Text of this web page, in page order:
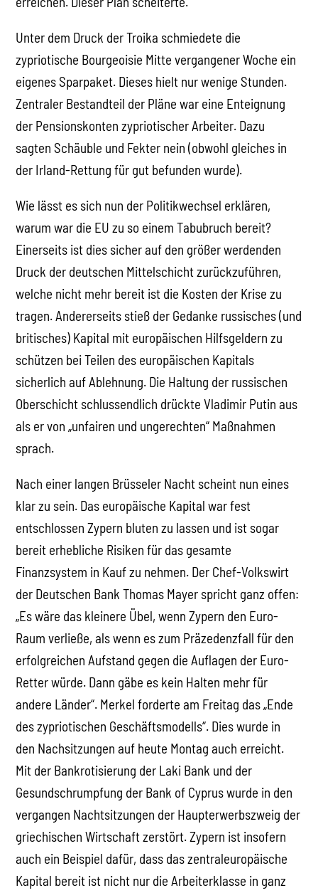
Unter dem Druck der Troika schmiedete die
zypriotische Bourgeoisie Mitte vergangener Woche ein
eigenes Sparpaket. Dieses hielt nur wenige Stunden.
Zentraler Bestandteil der Pläne war eine Enteignung
der Pensionskonten zypriotischer Arbeiter. Dazu
sagten Schäuble und Fekter nein (obwohl gleiches in
der Irland-Rettung für gut befunden wurde).
Wie lässt es sich nun der Politikwechsel erklären,
warum war die EU zu so einem Tabubruch bereit?
Einerseits ist dies sicher auf den größer werdenden
Druck der deutschen Mittelschicht zurückzuführen,
welche nicht mehr bereit ist die Kosten der Krise zu
tragen. Andererseits stieß der Gedanke russisches (und
britisches) Kapital mit europäischen Hilfsgeldern zu
schützen bei Teilen des europäischen Kapitals
sicherlich auf Ablehnung. Die Haltung der russischen
Oberschicht schlussendlich drückte Vladimir Putin aus
als er von „unfairen und ungerechten“ Maßnahmen
sprach.
Nach einer langen Brüsseler Nacht scheint nun eines
klar zu sein. Das europäische Kapital war fest
entschlossen Zypern bluten zu lassen und ist sogar
bereit erhebliche Risiken für das gesamte
Finanzsystem in Kauf zu nehmen. Der Chef-Volkswirt
der Deutschen Bank Thomas Mayer spricht ganz offen:
„Es wäre das kleinere Übel, wenn Zypern den Euro-
Raum verließe, als wenn es zum Präzedenzfall für den
erfolgreichen Aufstand gegen die Auflagen der Euro-
Retter würde. Dann gäbe es kein Halten mehr für
andere Länder“. Merkel forderte am Freitag das „Ende
des zypriotischen Geschäftsmodells“. Dies wurde in
den Nachsitzungen auf heute Montag auch erreicht.
Mit der Bankrotisierung der Laki Bank und der
Gesundschrumpfung der Bank of Cyprus wurde in den
vergangen Nachtsitzungen der Haupterwerbszweig der
griechischen Wirtschaft zerstört. Zypern ist insofern
auch ein Beispiel dafür, dass das zentraleuropäische
Kapital bereit ist nicht nur die Arbeiterklasse in ganz